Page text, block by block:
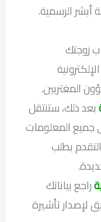
الرسمية.
زوجتك
المغتربين.
بعد ذلك، ستنتقل
جميع المعلومات
بطلب
راجع بياناتك
لإصدار تأشيرة